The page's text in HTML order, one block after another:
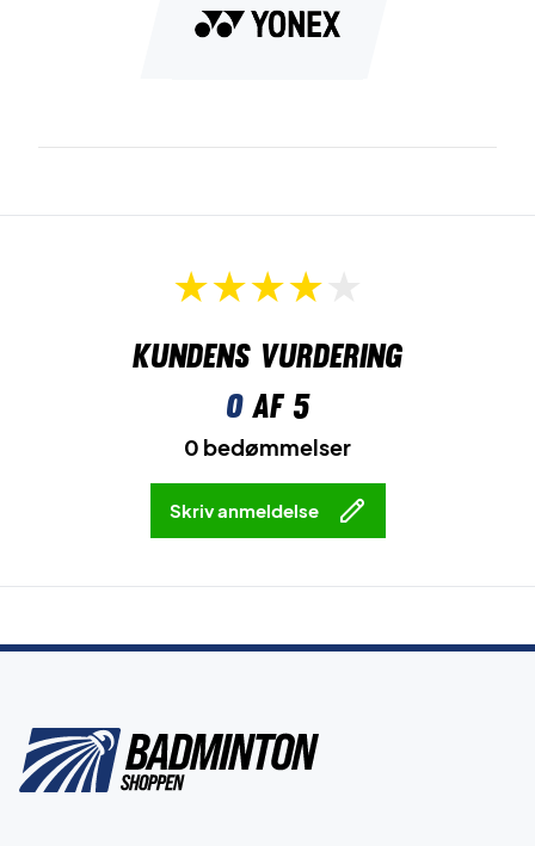
Kundens vurdering
0af 5
0 bedømmelser
Skriv anmeldelse